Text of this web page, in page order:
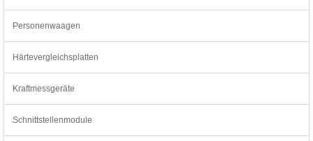
Personenwaagen
Härtevergleichsplatten
Kraftmessgeräte
Schnittstellenmodule